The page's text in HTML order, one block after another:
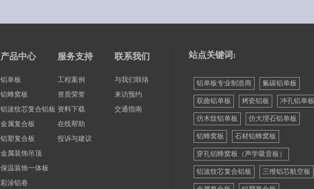
产品中心
铝单板
铝蜂窝板
铝波纹芯复合铝板
金属复合板
铝塑复合板
金属装饰吊顶
保温装饰一体板
彩涂铝卷
服务支持
工程案例
资质荣誉
资料下载
在线帮助
投诉与建议
联系我们
与我们联络
来访预约
交通指南
站点关键词:
铝单板专业制造商 氟碳铝单板
双曲铝单板 烤瓷铝板 冲孔铝单板
仿木纹铝单板 仿大理石铝单板
铝蜂窝板 石材铝蜂窝板
穿孔铝蜂窝板（声学吸音板）
铝波纹芯复合铝板 三维铝芯航空板